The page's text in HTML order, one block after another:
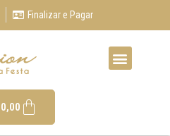
Finalizar e Pagar
0,00